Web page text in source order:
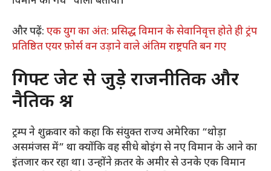
और पढ़ें: एक युग का अंत: प्रसिद्ध विमान के सेवानिवृत्त होते ही ट्रंप
प्रतिष्ठित एयर फ़ोर्स वन उड़ाने वाले अंतिम राष्ट्रपति बन गए
गिफ्ट जेट से जुड़े राजनीतिक और
नैतिक प्रश्न
ट्रम्प ने शुक्रवार को कहा कि संयुक्त राज्य अमेरिका “थोड़ा
असमंजस में” था क्योंकि वह सीधे बोइंग से नए विमान के आने का
इंतजार कर रहा था। उन्होंने क़तर के अमीर से उनके एक विमान